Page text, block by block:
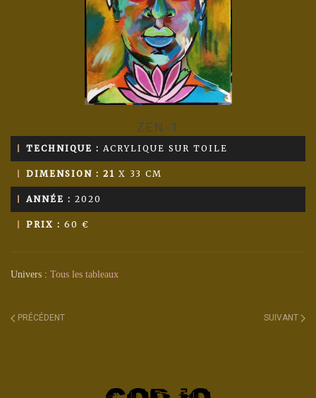
ZEN-1
TECHNIQUE : ACRYLIQUE SUR TOILE
DIMENSION : 21 X 33 CM
ANNÉE : 2020
PRIX : 60 €
Univers : Tous les tableaux
PRÉCÉDENT SUIVANT